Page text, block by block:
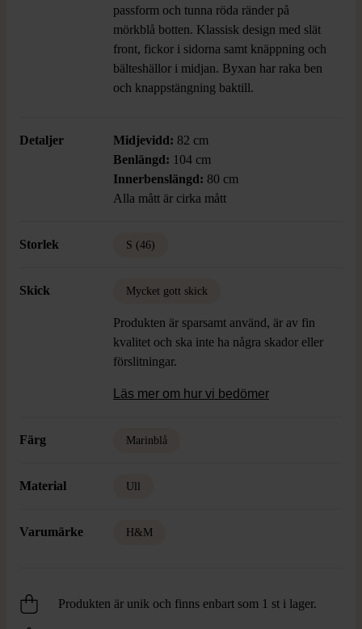
passform och tunna röda ränder på
mörkblå botten. Klassisk design med slät
front, fickor i sidorna samt knäppning och
bälteshällor i midjan. Byxan har raka ben
och knappstängning baktill.
Detaljer Midjevidd: 82 cm
Benlängd: 104 cm
Innerbenslängd: 80 cm
Alla mått är cirka mått
Storlek S (46)
Skick Mycket gott skick
Produkten är sparsamt använd, är av fin
kvalitet och ska inte ha några skador eller
förslitningar.
Läs mer om hur vi bedömer
Färg Marinblå
Material Ull
Varumärke H&M
Produkten är unik och finns enbart som 1 st i lager.